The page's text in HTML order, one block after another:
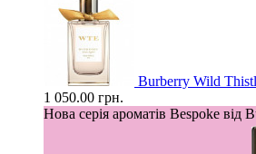
Burberry Wild
1 050.00 грн.
Нова серія ароматів Bespoke від